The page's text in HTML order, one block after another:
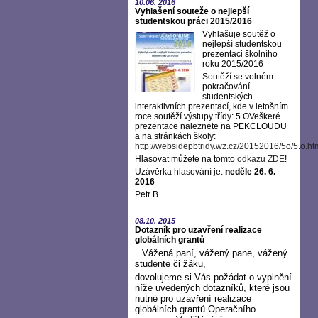
10.06. 2016
Vyhlašení souteže o nejlepší
studentskou práci 2015/2016
Vyhlašuje soutěž o
nejlepší studentskou
prezentaci školního
roku 2015/2016
Soutěží se volném
pokračování
studentských
interaktivních prezentací, kde v letošním
roce soutěží výstupy třídy: 5.OVeškeré
prezentace naleznete na PEKCLOUDU
a na stránkách školy:
http://websidepbtridy.wz.cz/20152016/5o/
Hlasovat můžete na tomto odkazu ZDE!
Uzávěrka hlasování je: neděle 26. 6.
2016
Petr B.
08.10. 2015
Dotazník pro uzavření realizace
globálních grantů
Vážená paní, vážený pane, vážený
studente či žáku,
dovolujeme si Vás požádat o vyplnění
níže uvedených dotazníků, které jsou
nutné pro uzavření realizace
globálních grantů Operačního